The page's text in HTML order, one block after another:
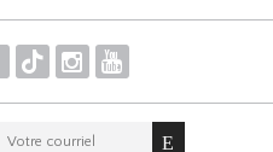
T I Y